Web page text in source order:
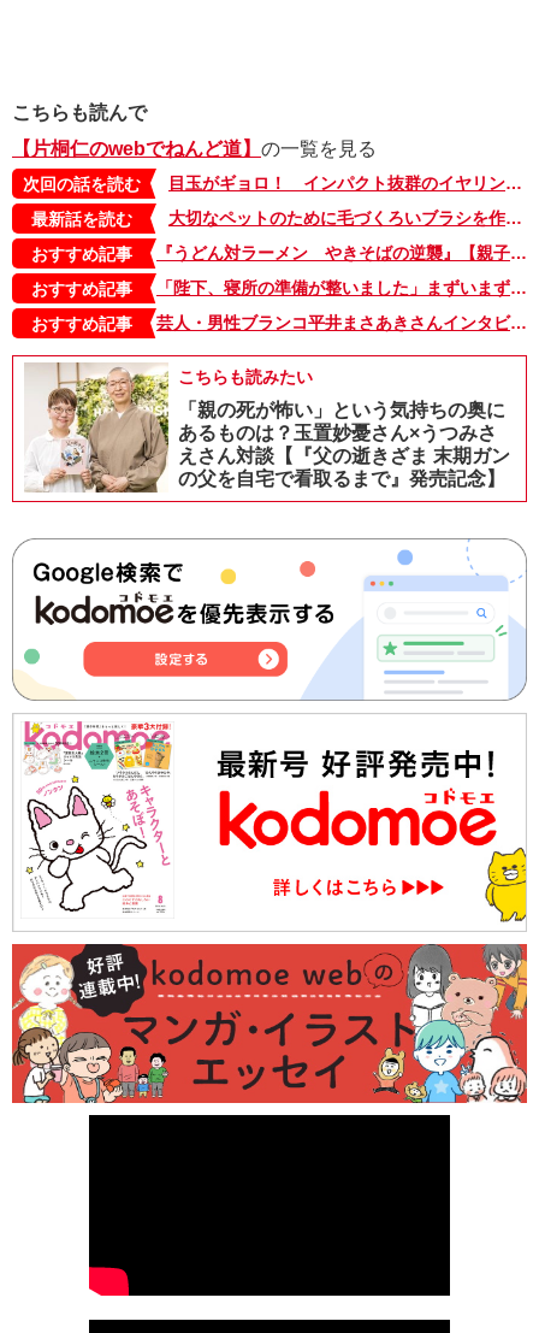
こちらも読んで
【片桐仁のwebでねんど道】 の一覧を見る
次回の話を読む
目玉がギョロ！ インパクト抜群のイヤリングを作ってみた【片桐仁のwebでねんど道 #2】
最新話を読む
大切なペットのために毛づくろいブラシを作ってみた！ 【片桐仁のwebでねんど道＃８】
おすすめ記事
『うどん対ラーメン やきそばの逆襲』【親子の読み聞かせに。今日の絵本だより 第375回】
おすすめ記事
「陛下、寝所の準備が整いました」まずいまずいっ!! 逃げられない――!!!【母は転生しても母でした・8】
おすすめ記事
芸人・男性ブランコ平井まさあきさんインタビュー「『そのままやってたら順番が回ってくるやろ』芸人仲間の何気ない一言に救われてきたから、頑張れる」
こちらも読みたい
「親の死が怖い」という気持ちの奥に
あるものは？玉置妙憂さん×うつみさ
えさん対談【『父の逝きざま 末期ガン
の父を自宅で看取るまで』発売記念】